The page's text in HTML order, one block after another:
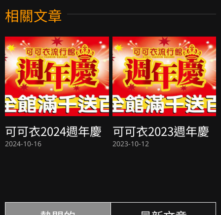
相關文章
可可衣2024週年慶
2024-10-16
可可衣2023週年慶
2023-10-12